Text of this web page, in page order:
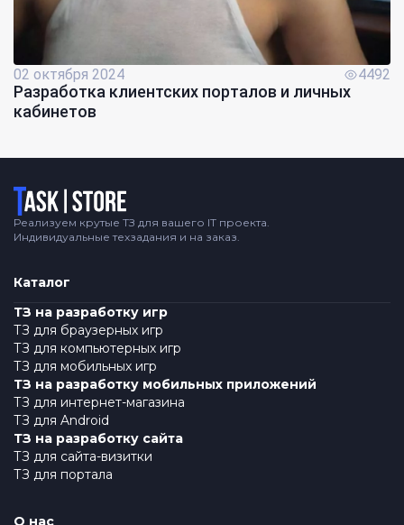
02 октября 2024 4492
Разработка клиентских порталов и личных
кабинетов
Логотип
Реализуем крутые ТЗ для вашего IT проекта.
Индивидуальные техзадания и на заказ.
Каталог
ТЗ на разработку игр
ТЗ для браузерных игр
ТЗ для компьютерных игр
ТЗ для мобильных игр
ТЗ на разработку мобильных приложений
ТЗ для интернет-магазина
ТЗ для Android
ТЗ на разработку сайта
ТЗ для сайта-визитки
ТЗ для портала